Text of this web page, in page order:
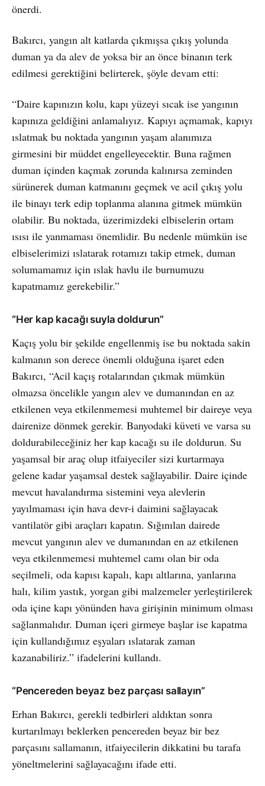
önerdi.
Bakırcı, yangın alt katlarda çıkmışsa çıkış yolunda
duman ya da alev de yoksa bir an önce binanın terk
edilmesi gerektiğini belirterek, şöyle devam etti:
“Daire kapınızın kolu, kapı yüzeyi sıcak ise yangının
kapınıza geldiğini anlamalıyız. Kapıyı açmamak, kapıyı
ıslatmak bu noktada yangının yaşam alanımıza
girmesini bir müddet engelleyecektir. Buna rağmen
duman içinden kaçmak zorunda kalınırsa zeminden
sürünerek duman katmanını geçmek ve acil çıkış yolu
ile binayı terk edip toplanma alanına gitmek mümkün
olabilir. Bu noktada, üzerimizdeki elbiselerin ortam
ısısı ile yanmaması önemlidir. Bu nedenle mümkün ise
elbiselerimizi ıslatarak rotamızı takip etmek, duman
solumamamız için ıslak havlu ile burnumuzu
kapatmamız gerekebilir.”
“Her kap kacağı suyla doldurun”
Kaçış yolu bir şekilde engellenmiş ise bu noktada sakin
kalmanın son derece önemli olduğuna işaret eden
Bakırcı, “Acil kaçış rotalarından çıkmak mümkün
olmazsa öncelikle yangın alev ve dumanından en az
etkilenen veya etkilenmemesi muhtemel bir daireye veya
dairenize dönmek gerekir. Banyodaki küveti ve varsa su
doldurabileceğiniz her kap kacağı su ile doldurun. Su
yaşamsal bir araç olup itfaiyeciler sizi kurtarmaya
gelene kadar yaşamsal destek sağlayabilir. Daire içinde
mevcut havalandırma sistemini veya alevlerin
yayılmaması için hava devr-i daimini sağlayacak
vantilatör gibi araçları kapatın. Sığınılan dairede
mevcut yangının alev ve dumanından en az etkilenen
veya etkilenmemesi muhtemel camı olan bir oda
seçilmeli, oda kapısı kapalı, kapı altlarına, yanlarına
halı, kilim yastık, yorgan gibi malzemeler yerleştirilerek
oda içine kapı yönünden hava girişinin minimum olması
sağlanmalıdır. Duman içeri girmeye başlar ise kapatma
için kullandığımız eşyaları ıslatarak zaman
kazanabiliriz.” ifadelerini kullandı.
“Pencereden beyaz bez parçası sallayın”
Erhan Bakırcı, gerekli tedbirleri aldıktan sonra
kurtarılmayı beklerken pencereden beyaz bir bez
parçasını sallamanın, itfaiyecilerin dikkatini bu tarafa
yöneltmelerini sağlayacağını ifade etti.